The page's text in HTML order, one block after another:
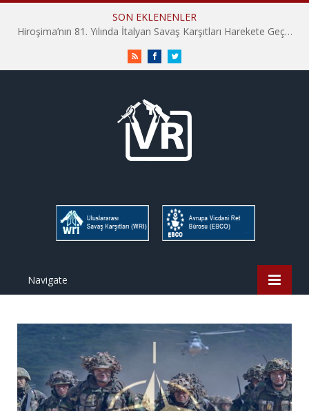
SON EKLENENLER
İHD İstanbul Şube Vicdani Ret Komisyonu: Vicdani Retçiler Olarak Destek İçin Buradayız!
RSS FacebookTwitter
Navigate